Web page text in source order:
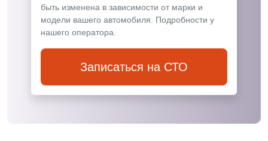
быть изменена в зависимости от марки и
модели вашего автомобиля. Подробности у
нашего оператора.
Записаться на СТО